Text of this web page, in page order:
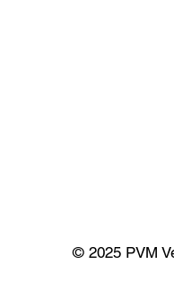
© 2025 PVM